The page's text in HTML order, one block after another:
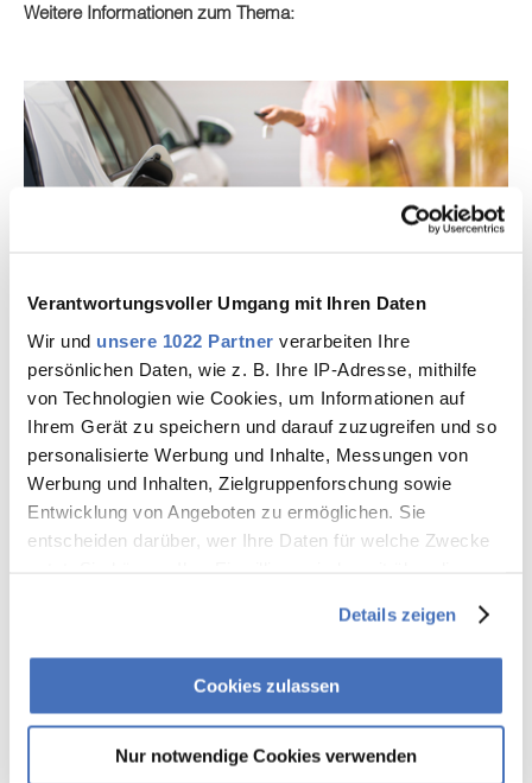
Verantwortungsvoller Umgang mit Ihren Daten
Wir und unsere 1022 Partner verarbeiten Ihre
persönlichen Daten, wie z. B. Ihre IP-Adresse, mithilfe
von Technologien wie Cookies, um Informationen auf
Ihrem Gerät zu speichern und darauf zuzugreifen und so
personalisierte Werbung und Inhalte, Messungen von
Werbung und Inhalten, Zielgruppenforschung sowie
Entwicklung von Angeboten zu ermöglichen. Sie
entscheiden darüber, wer Ihre Daten für welche Zwecke
Trigger Symbol ändern oder widerrufen
Wenn Sie es erlauben, würden wir auch gerne:
Informationen über Ihre geografische Lage erfassen,
Ihr Gerät durch aktives Scannen nach bestimmten
Details zeigen
Cookies zulassen
Nur notwendige Cookies verwenden
Weitere Informationen zum Thema:
Clevere Ladelösung für daheim
Mit unserem Wallbox-Paket holen Sie sich die eigene
Ladestation nach Hause inkl. Naturstrom. Unsere Wallbox ist
klein, kompakt und leicht bedienbar – Made in Germany. So
macht E-Mobilität Spaß.
Wallbox-Paket